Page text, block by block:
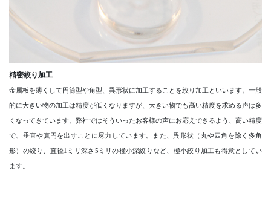
精密絞り加工
金属板を薄くして円筒型や角型、異形状に加工することを絞り加工といいます。一般
的に大きい物の加工は精度が低くなりますが、大きい物でも高い精度を求める声は多
くなってきています。弊社ではそういったお客様の声にお応えできるよう、高い精度
で、垂直や真円を出すことに尽力しています。また、異形状（丸や四角を除く多角
形）の絞り、直径1ミリ深さ5ミリの極小深絞りなど、極小絞り加工も得意としてい
ます。